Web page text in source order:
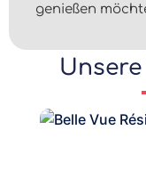
genießen